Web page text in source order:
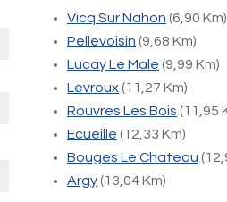
Vicq Sur Nahon (6,90 Km)
Pellevoisin (9,68 Km)
Lucay Le Male (9,99 Km)
Levroux(11,27 Km)
Rouvres Les Bois (11,95
Ecueille (12,33 Km)
Bouges Le Chateau
Argy(13,04 Km)